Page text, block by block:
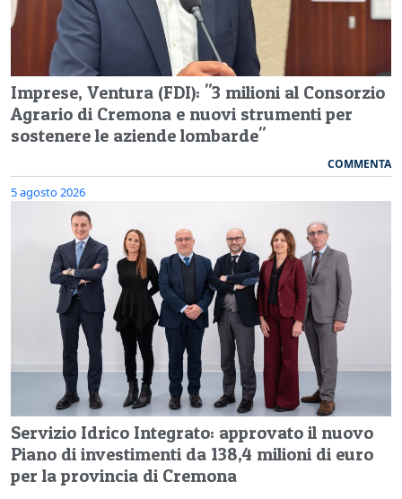
Imprese, Ventura (FDI): "3 milioni al Consorzio
Agrario di Cremona e nuovi strumenti per
sostenere le aziende lombarde"
COMMENTA
5 agosto 2026
Servizio Idrico Integrato: approvato il nuovo
Piano di investimenti da 138,4 milioni di euro
per la provincia di Cremona